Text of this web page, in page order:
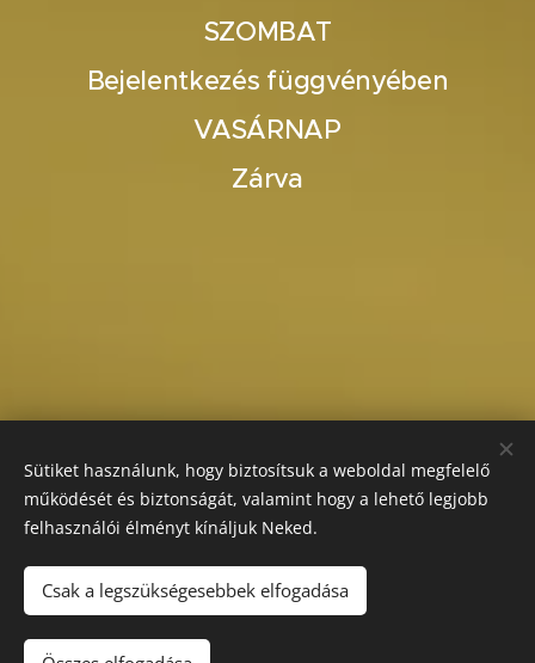
SZOMBAT
Bejelentkezés függvényében
VASÁRNAP
Zárva
Sütiket használunk, hogy biztosítsuk a weboldal megfelelő
működését és biztonságát, valamint hogy a lehető legjobb
felhasználói élményt kínáljuk Neked.
Csak a legszükségesebbek elfogadása